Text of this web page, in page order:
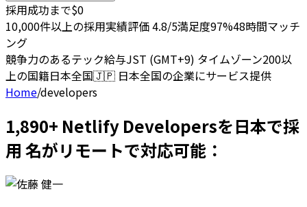
採用成功まで$0
10,000件以上の採用実績評価 4.8/5満足度97%48時間マッチ
ング
競争力のあるテック給与JST (GMT+9) タイムゾーン200以
上の国籍日本全国🇯🇵 日本全国の企業にサービス提供
Home/developers
1,890+ Netlify Developersを日本で採
用 名がリモートで対応可能：